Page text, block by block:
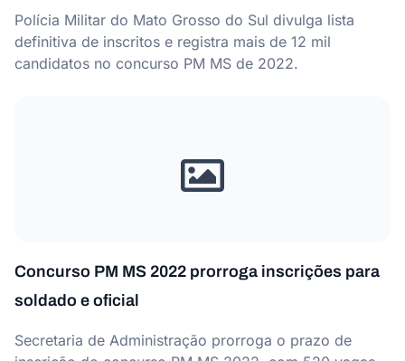
Polícia Militar do Mato Grosso do Sul divulga lista
definitiva de inscritos e registra mais de 12 mil
candidatos no concurso PM MS de 2022.
Concurso PM MS 2022 prorroga inscrições para
soldado e oficial
Secretaria de Administração prorroga o prazo de